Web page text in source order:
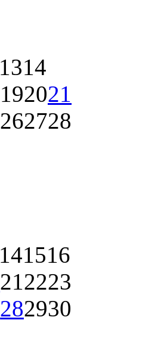
1314
192021
262728
141516
212223
282930